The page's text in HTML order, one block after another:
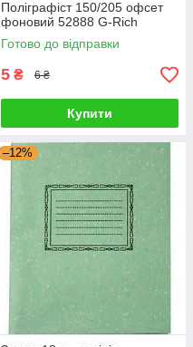
Поліграфіст 150/205 офсет
фоновий 52888 G-Rich
Готово до відправки
5 ₴ 6 ₴
Купити
–12%